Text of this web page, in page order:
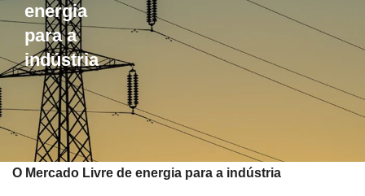
energia
para a
indústria
O Mercado Livre de energia para a indústria